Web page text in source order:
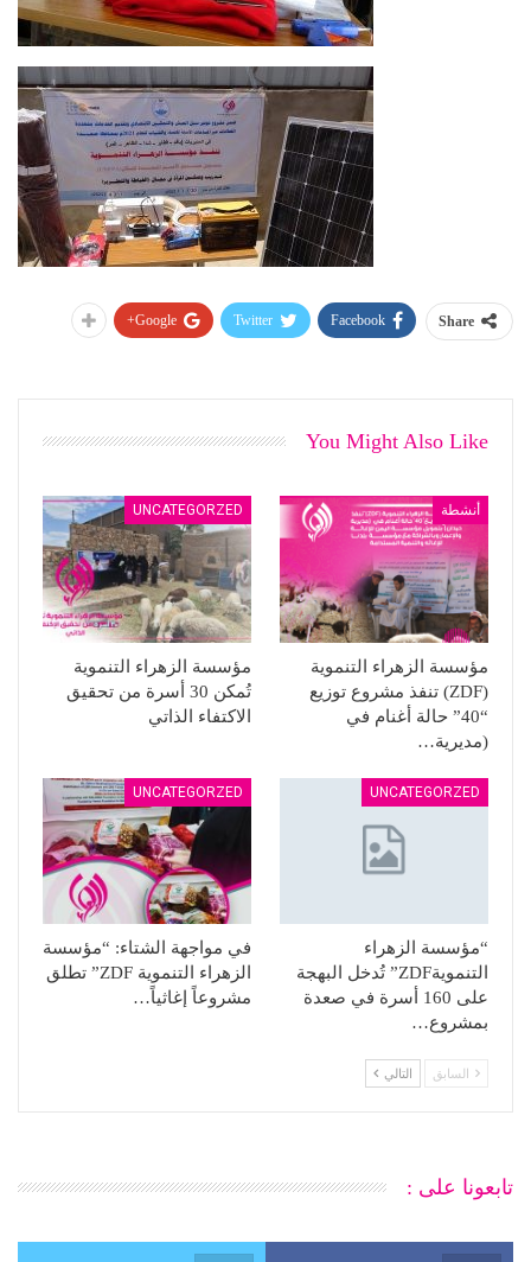
Share
Facebook
Twitter
Google+
You Might Also Like
أنشطة
مؤسسة الزهراء التنموية
(ZDF) تنفذ مشروع توزيع
“40” حالة أغنام في
(مديرية…
UNCATEGORZED
مؤسسة الزهراء التنموية
تُمكن 30 أسرة من تحقيق
الاكتفاء الذاتي
UNCATEGORZED
“مؤسسة الزهراء
التنمويةZDF” تُدخل البهجة
على 160 أسرة في صعدة
بمشروع…
UNCATEGORZED
في مواجهة الشتاء: “مؤسسة
الزهراء التنموية ZDF” تطلق
مشروعاً إغاثياً…
السابق التالي
تابعونا على :